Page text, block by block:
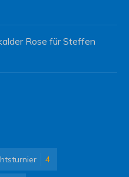
Rose für Steffen
4